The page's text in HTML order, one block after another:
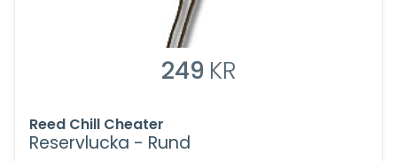
249 KR
Reed Chill Cheater
Reservlucka - Rund